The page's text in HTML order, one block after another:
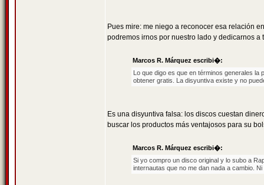
Pues mire: me niego a reconocer esa relación
podremos irnos por nuestro lado y dedicarnos a
Marcos R. Márquez escribi�:
Lo que digo es que en términos generales
obtener gratis. La disyuntiva existe y no
Es una disyuntiva falsa: los discos cuestan
buscar los productos más ventajosos para su
Marcos R. Márquez escribi�:
Si yo compro un disco original y lo subo a
internautas que no me dan nada a cambio.